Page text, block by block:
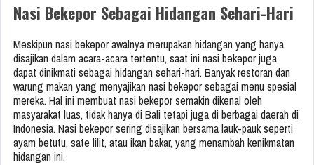
Nasi Bekepor Sebagai Hidangan Sehari-Hari
Meskipun nasi bekepor awalnya merupakan hidangan yang hanya
disajikan dalam acara-acara tertentu, saat ini nasi bekepor juga
dapat dinikmati sebagai hidangan sehari-hari. Banyak restoran dan
warung makan yang menyajikan nasi bekepor sebagai menu spesial
mereka. Hal ini membuat nasi bekepor semakin dikenal oleh
masyarakat luas, tidak hanya di Bali tetapi juga di berbagai daerah di
Indonesia. Nasi bekepor sering disajikan bersama lauk-pauk seperti
ayam betutu, sate lilit, atau ikan bakar, yang menambah kenikmatan
hidangan ini.